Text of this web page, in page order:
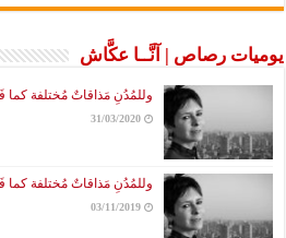
يوميات رصاص | آنَّــا عكَّاش
وللمُدُنِ مَذاقاتٌ مُختلفة كما
31/03/2020
وللمُدُنِ مَذاقاتٌ مُختلفة كما
03/11/2019